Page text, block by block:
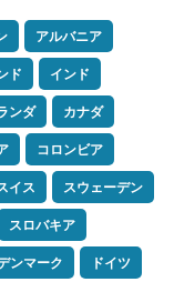
アルバニア
ド
インド
ンダ
カナダ
コロンビア
イス
スウェーデン
スロバキア
ンマーク ドイツ